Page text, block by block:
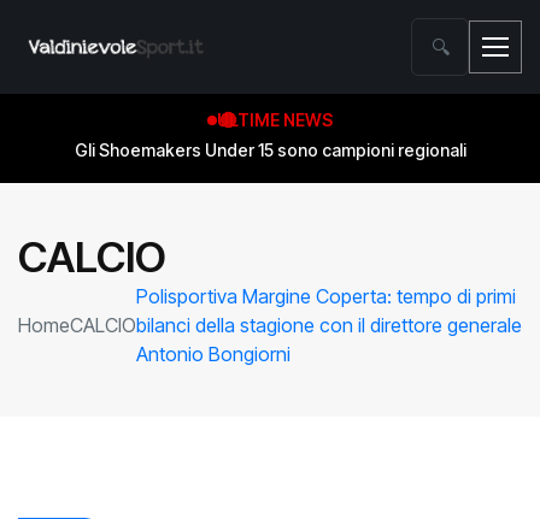
🔍
ULTIME NEWS
Gli Shoemakers Under 15 sono campioni regionali
CALCIO
HomeCALCIO
Polisportiva Margine Coperta: tempo di primi
bilanci della stagione con il direttore generale
Antonio Bongiorni